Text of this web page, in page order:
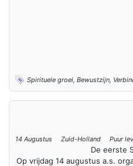
Spirituele groei, Bewustzijn,
14 Augustus Zuid-Holland Puur
De eerste
Op vrijdag 14 augustus a.s.